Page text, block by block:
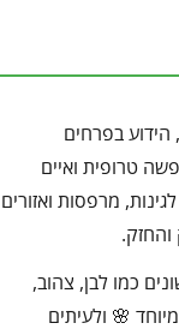
הידוע בפרחים
טרופית ואיים
מרפסות ואזורים
כמו לבן, צהוב,
🌸 ולעיתים